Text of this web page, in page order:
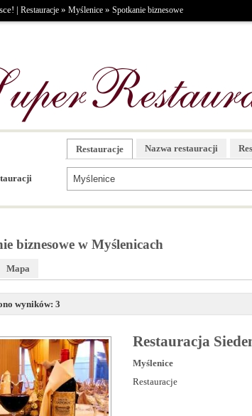
| Restauracje » Myślenice » Spotkanie biznesowe
Restauracje Nazwa restauracji
biznesowe w Myślenicach
Mapa
wyników: 3
Restauracja
Myślenice
Restauracje